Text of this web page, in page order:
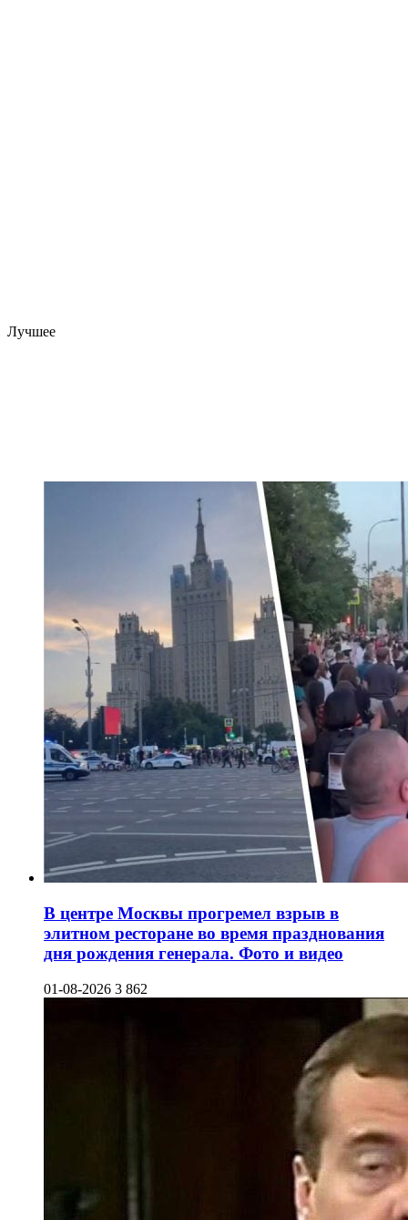
Лучшее
В центре Москвы прогремел взрыв в
элитном ресторане во время празднования
дня рождения генерала. Фото и видео
01-08-2026 3 862